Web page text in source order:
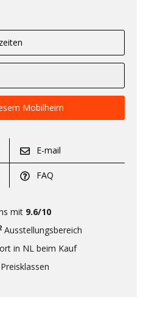
Mobilheim
E-mail
FAQ
mit 9.6/10
Ausstellungsbereich
in NL beim Kauf